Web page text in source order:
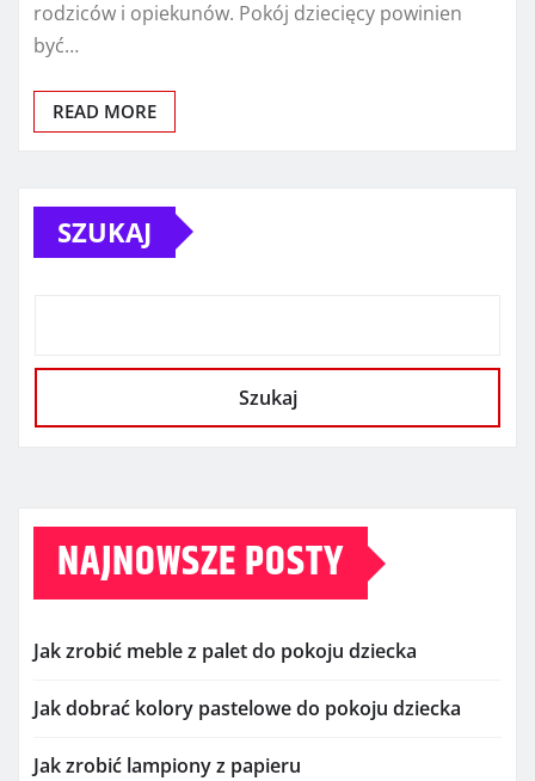
rodziców i opiekunów. Pokój dziecięcy powinien
być…
READ MORE
SZUKAJ
Szukaj
NAJNOWSZE POSTY
Jak zrobić meble z palet do pokoju dziecka
Jak dobrać kolory pastelowe do pokoju dziecka
Jak zrobić lampiony z papieru